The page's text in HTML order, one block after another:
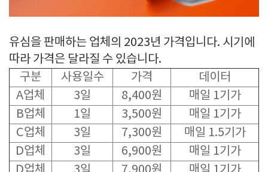
유심을 판매하는 업체의 2023년 가격입니다. 시기에
따라 가격은 달라질 수 있습니다.
구분
사용일수 가격
데이터
A업체
3일 8,400원
매일 1기가
B업체
1일 3,500원
매일 1기가
C업체
3일 7,300원
매일 1.5기가
D업체
3일 6,900원
매일 1기가